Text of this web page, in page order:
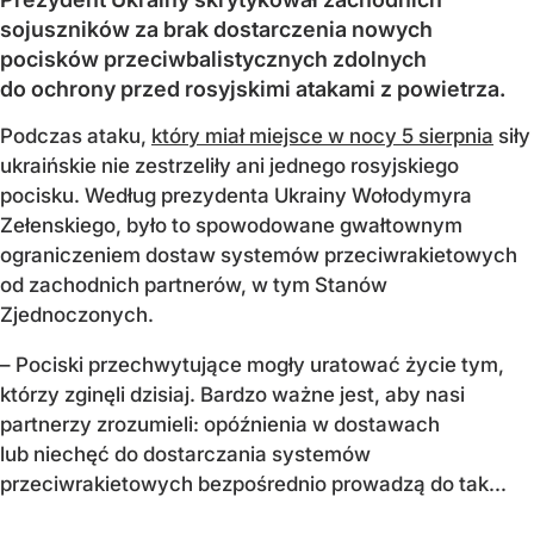
sojuszników za brak dostarczenia nowych
pocisków przeciwbalistycznych zdolnych
do ochrony przed rosyjskimi atakami z powietrza.
Podczas ataku, który miał miejsce w nocy 5 sierpnia siły
ukraińskie nie zestrzeliły ani jednego rosyjskiego
pocisku. Według prezydenta Ukrainy Wołodymyra
Zełenskiego, było to spowodowane gwałtownym
ograniczeniem dostaw systemów przeciwrakietowych
od zachodnich partnerów, w tym Stanów
Zjednoczonych.
– Pociski przechwytujące mogły uratować życie tym,
którzy zginęli dzisiaj. Bardzo ważne jest, aby nasi
partnerzy zrozumieli: opóźnienia w dostawach
lub niechęć do dostarczania systemów
przeciwrakietowych bezpośrednio prowadzą do tak...